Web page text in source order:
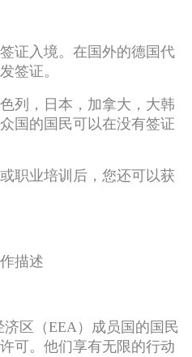
入境。在国外的德国代
签证。
，日本，加拿大，大韩
国的国民可以在没有签证
业培训后，您还可以获
描述
区（EEA）成员国的国民
可。他们享有无限的行动